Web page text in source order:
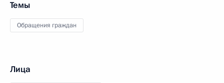
Темы
Обращения граждан
Лица